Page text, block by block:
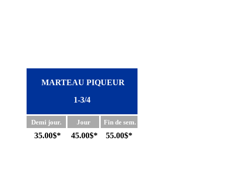
MARTEAU PIQUEUR
1-3/4
Demi jour. Jour Fin de sem.
35.00$* 45.00$* 55.00$*